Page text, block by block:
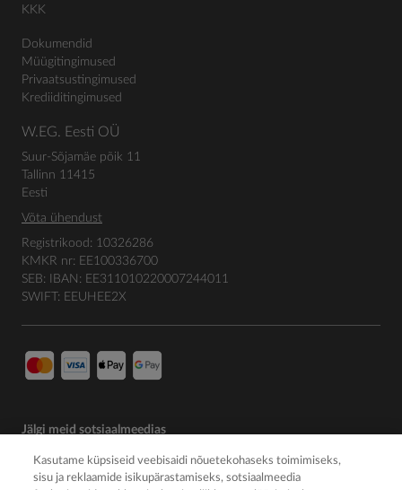
KKK
Dokumendid
Müügitingimused
Privaatsustingimused
Krediiditingimused
W.EG. Eesti OÜ
Suur-Sõjamäe põik 11
Tallinn 11415
Eesti
Võta ühendust
Registrikood: 10326286
KMKR nr: EE100336700
SEB: IBAN: EE311010220007244011
SWIFT: EEUHEE2X
Jälgi meid sotsiaalmeedias
Kasutame küpsiseid veebisaidi nõuetekohaseks toimimiseks,
sisu ja reklaamide isikupärastamiseks, sotsiaalmeedia